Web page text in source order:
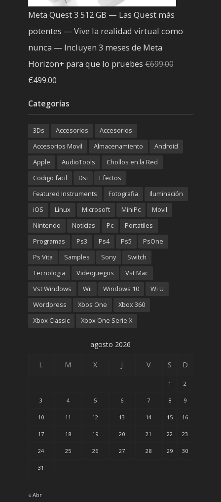
Meta Quest 3 512 GB — Las Quest más
potentes — Vive la realidad virtual como
nunca — Incluyen 3 meses de Meta
Horizon+ para que lo pruebes€699.00
El
original
era:
€699.00.
€499.00El
es:
€499.00.
Categorías
3Ds Accesorios
Accesorios
Accesorios Movil
Almacenamiento
Android
Apple
AudioTools
Chollos en la Red
Codigo facil
Dsi
Efectos
Featured Instruments
Fotografia
Iluminación
iOS
Linux Microsoft MiniPc
Movil
Nintendo
Noticias Pc
Portatiles
Programas
Ps3 Ps4 Ps5
PsOne
Ps Vita
Samples Sony
Switch
Tecnologia
Videojuegos
Vst Mac
Vst Windows
Wii Windows 10
Wi U
Wordpress
Xbos One
Xbox 360
Xbox Classic
Xbox One Serie X
agosto 2026
L M X J V S D
1 2
3 4 5 6 7 8 9
10 11 12 13 14 15 16
17 18 19 20 21 22 23
24 25 26 27 28 29 30
31
« Abr